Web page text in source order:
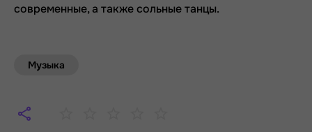
современные, а также сольные танцы.
Музыка